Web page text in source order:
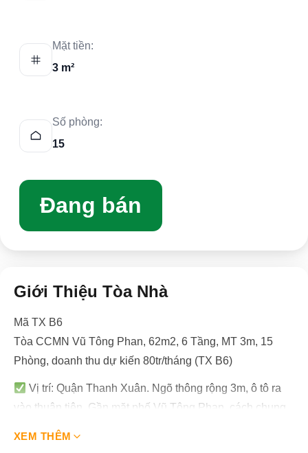
Mặt tiền:
3 m²
Số phòng:
15
Đang bán
Giới Thiệu Tòa Nhà
Mã TX B6
Tòa CCMN Vũ Tông Phan, 62m2, 6 Tầng, MT 3m, 15
Phòng, doanh thu dự kiến 80tr/tháng (TX B6)
Vị trí: Quận Thanh Xuân. Ngõ thông rộng 3m, ô tô ra
vào thuận tiện. Gần mặt phố Vũ Tông Phan, cách chung
XEM THÊM